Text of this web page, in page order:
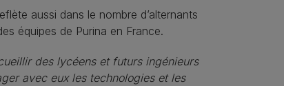
aussi dans le nombre d’alternants
équipes de Purina en France.
des lycéens et futurs ingénieurs
avec eux les technologies et les